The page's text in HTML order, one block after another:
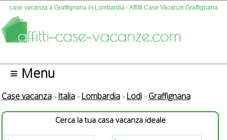
case vacanza a Graffignana in Lombardia - Affitti Case Vacanze Graffignana
≡ Menu
Case vacanza Italia Lombardia Lodi Graffignana
Cerca la tua casa vacanza ideale